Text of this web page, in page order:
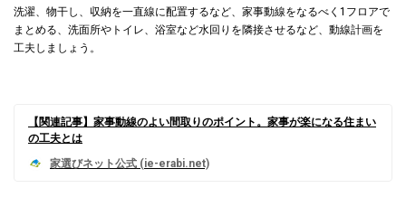
洗濯、物干し、収納を一直線に配置するなど、家事動線をなるべく1フロアで
まとめる、洗面所やトイレ、浴室など水回りを隣接させるなど、動線計画を
工夫しましょう。
【関連記事】家事動線のよい間取りのポイント。家事が楽になる住まい
の工夫とは